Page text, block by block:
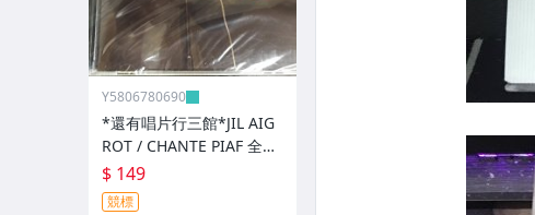
Y5806780690
*還有唱片行三館*JIL AIG
ROT / CHANTE PIAF 全新
ZZ12526(競標)
$ 149
競標